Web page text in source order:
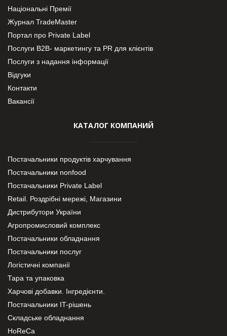
Національні Премії
Журнал TradeMaster
Портал про Private Label
Послуги В2В- маркетингу та PR для клієнтів
Послуги з надання інформації
Відгуки
Контакти
Вакансії
КАТАЛОГ КОМПАНИЙ
Постачальники продуктів харчування
Постачальники nonfood
Постачальники Private Label
Retail. Роздрібні мережі, Магазини
Дистрибутори України
Агропромисловий комплекс
Постачальники обладнання
Постачальники послуг
Логістичні компанії
Тара та упаковка
Харчові добавки. Інгредієнти.
Постачальники IT-рішень
Складське обладнання
HoReCa